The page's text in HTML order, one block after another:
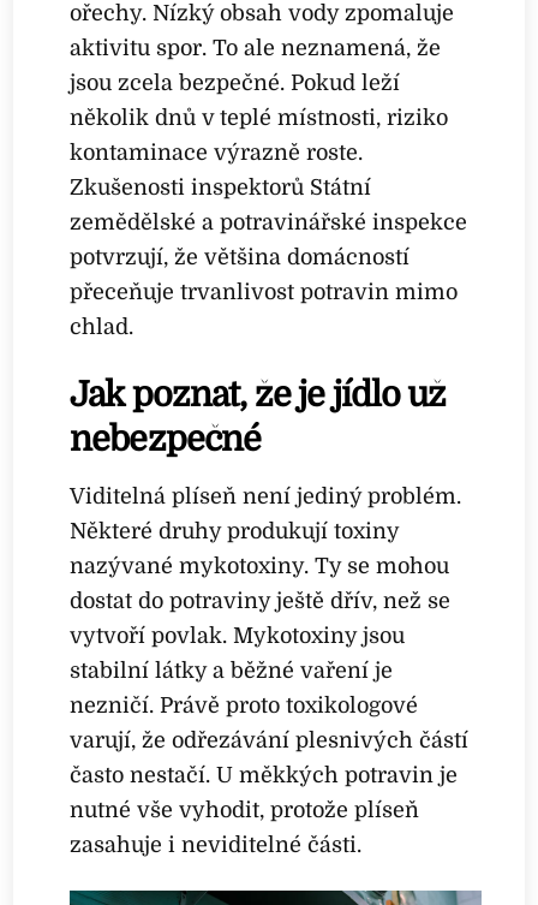
ořechy. Nízký obsah vody zpomaluje
aktivitu spor. To ale neznamená, že
jsou zcela bezpečné. Pokud leží
několik dnů v teplé místnosti, riziko
kontaminace výrazně roste.
Zkušenosti inspektorů Státní
zemědělské a potravinářské inspekce
potvrzují, že většina domácností
přeceňuje trvanlivost potravin mimo
chlad.
Jak poznat, že je jídlo už
nebezpečné
Viditelná plíseň není jediný problém.
Některé druhy produkují toxiny
nazývané mykotoxiny. Ty se mohou
dostat do potraviny ještě dřív, než se
vytvoří povlak. Mykotoxiny jsou
stabilní látky a běžné vaření je
nezničí. Právě proto toxikologové
varují, že odřezávání plesnivých částí
často nestačí. U měkkých potravin je
nutné vše vyhodit, protože plíseň
zasahuje i neviditelné části.